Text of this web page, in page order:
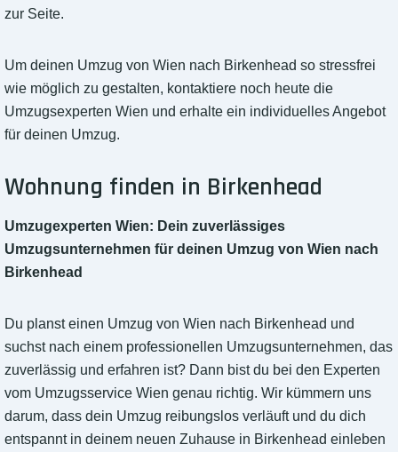
zur Seite.
Um deinen Umzug von Wien nach Birkenhead so stressfrei
wie möglich zu gestalten, kontaktiere noch heute die
Umzugsexperten Wien und erhalte ein individuelles Angebot
für deinen Umzug.
Wohnung finden in Birkenhead
Umzugexperten Wien: Dein zuverlässiges
Umzugsunternehmen für deinen Umzug von Wien nach
Birkenhead
Du planst einen Umzug von Wien nach Birkenhead und
suchst nach einem professionellen Umzugsunternehmen, das
zuverlässig und erfahren ist? Dann bist du bei den Experten
vom Umzugsservice Wien genau richtig. Wir kümmern uns
darum, dass dein Umzug reibungslos verläuft und du dich
entspannt in deinem neuen Zuhause in Birkenhead einleben